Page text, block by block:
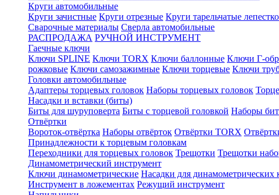
Круги автомобильные
Круги зачистные Круги отрезные Круги тарельчатые
Сварочные материалы Сверла автомобильные
РАСПРОДАЖА РУЧНОЙ ИНСТРУМЕНТ
Гаечные ключи
Ключи SPLINE Ключи TORX Ключи баллонные Ключи Г-
рожковые Ключи самозажимные Ключи торцевые Ключи
Головки автомобильные
Адаптеры торцевых головок Наборы торцевых головок
Насадки и вставки (биты)
Биты для шуруповерта Биты с торцевой головкой Наборы бит
Отвёртки
Вороток-отвёртка Наборы отвёрток Отвёртки TORX
Принадлежности к торцевым головкам
Переходники для торцевых головок Трещотки Трещотки
Динамометрический инструмент
Ключи динамометрические Насадки для динамометрических
Инструмент в ложементах Режущий инструмент